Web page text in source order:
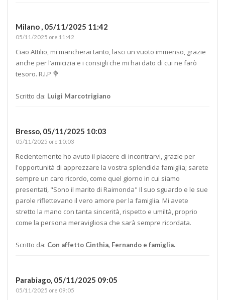
Milano , 05/11/2025 11:42
05/11/2025 ore 11:42
Ciao Attilio, mi mancherai tanto, lasci un vuoto immenso, grazie
anche per l’amicizia e i consigli che mi hai dato di cui ne farò
tesoro. R.I.P 💐
Scritto da: Luigi Marcotrigiano
Bresso, 05/11/2025 10:03
05/11/2025 ore 10:03
Recientemente ho avuto il piacere di incontrarvi, grazie per
l'opportunità di apprezzare la vostra splendida famiglia; sarete
sempre un caro ricordo, come quel giorno in cui siamo
presentati, "Sono il marito di Raimonda" Il suo sguardo e le sue
parole riflettevano il vero amore per la famiglia. Mi avete
stretto la mano con tanta sincerità, rispetto e umiltà, proprio
come la persona meravigliosa che sarà sempre ricordata.
Scritto da: Con affetto Cinthia, Fernando e famiglia.
Parabiago, 05/11/2025 09:05
05/11/2025 ore 09:05